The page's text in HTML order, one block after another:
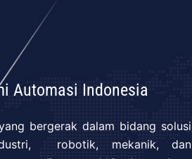
Automasi Indonesia
bergerak dalam bidang solusi
robotik, mekanik, dan